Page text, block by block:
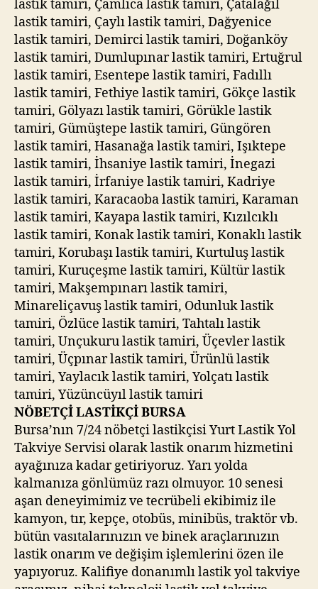
lastik tamiri, Çamlıca lastik tamiri, Çatalağıl
lastik tamiri, Çaylı lastik tamiri, Dağyenice
lastik tamiri, Demirci lastik tamiri, Doğanköy
lastik tamiri, Dumlupınar lastik tamiri, Ertuğrul
lastik tamiri, Esentepe lastik tamiri, Fadıllı
lastik tamiri, Fethiye lastik tamiri, Gökçe lastik
tamiri, Gölyazı lastik tamiri, Görükle lastik
tamiri, Gümüştepe lastik tamiri, Güngören
lastik tamiri, Hasanağa lastik tamiri, Işıktepe
lastik tamiri, İhsaniye lastik tamiri, İnegazi
lastik tamiri, İrfaniye lastik tamiri, Kadriye
lastik tamiri, Karacaoba lastik tamiri, Karaman
lastik tamiri, Kayapa lastik tamiri, Kızılcıklı
lastik tamiri, Konak lastik tamiri, Konaklı lastik
tamiri, Korubaşı lastik tamiri, Kurtuluş lastik
tamiri, Kuruçeşme lastik tamiri, Kültür lastik
tamiri, Makşempınarı lastik tamiri,
Minareliçavuş lastik tamiri, Odunluk lastik
tamiri, Özlüce lastik tamiri, Tahtalı lastik
tamiri, Unçukuru lastik tamiri, Üçevler lastik
tamiri, Üçpınar lastik tamiri, Ürünlü lastik
tamiri, Yaylacık lastik tamiri, Yolçatı lastik
tamiri, Yüzüncüyıl lastik tamiri
NÖBETÇİ LASTİKÇİ BURSA
Bursa’nın 7/24 nöbetçi lastikçisi Yurt Lastik Yol
Takviye Servisi olarak lastik onarım hizmetini
ayağınıza kadar getiriyoruz. Yarı yolda
kalmanıza gönlümüz razı olmuyor. 10 senesi
aşan deneyimimiz ve tecrübeli ekibimiz ile
kamyon, tır, kepçe, otobüs, minibüs, traktör vb.
bütün vasıtalarınızın ve binek araçlarınızın
lastik onarım ve değişim işlemlerini özen ile
yapıyoruz. Kalifiye donanımlı lastik yol takviye